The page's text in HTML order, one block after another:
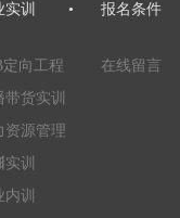
实训 •
定向工程
带货实训
资源管理
训
训
报名条件
在线留言